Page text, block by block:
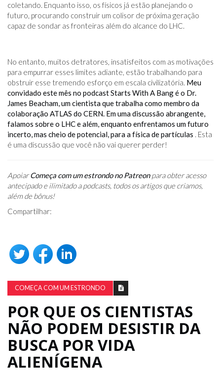
coletando. Enquanto isso, os físicos já estão planejando o
futuro, procurando construir um colisor de próxima geração
capaz de sondar as fronteiras além do alcance do LHC.
No entanto, muitos detratores, insatisfeitos com as motivações
para empurrar esses limites adiante, estão trabalhando para
obstruir esse tremendo esforço em escala civilizatória. Meu
convidado este mês no podcast Starts With A Bang é o Dr.
James Beacham, um cientista que trabalha como membro da
colaboração ATLAS do CERN. Em uma discussão abrangente,
falamos sobre o LHC e além, enquanto enfrentamos um futuro
incerto, mas cheio de potencial, para a física de partículas . Esta
é uma discussão que você não vai querer perder!
Apoiar Começa com um estrondo no Patreon para obter acesso
antecipado e ilimitado a podcasts, todos os artigos que criamos,
além de bônus!
Compartilhar:
COMEÇA COM UM ESTRONDO
POR QUE OS CIENTISTAS
NÃO PODEM DESISTIR DA
BUSCA POR VIDA
ALIENÍGENA